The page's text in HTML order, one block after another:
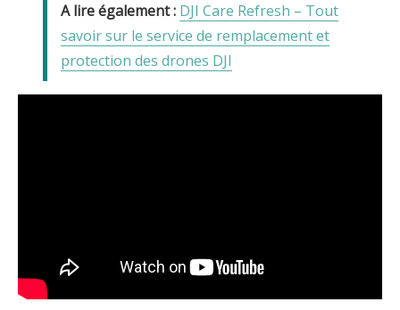
DJI Care Refresh – Tout
savoir sur le service de remplacement et
protection des drones DJI